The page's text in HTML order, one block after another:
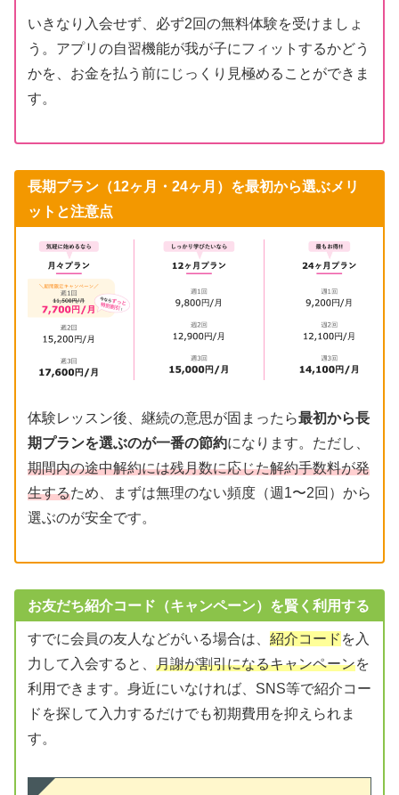
いきなり入会せず、必ず2回の無料体験を受けましょ
う。アプリの自習機能が我が子にフィットするかどう
かを、お金を払う前にじっくり見極めることができま
す。
長期プラン（12ヶ月・24ヶ月）を最初から選ぶメリ
ットと注意点
体験レッスン後、継続の意思が固まったら最初から長
期プランを選ぶのが一番の節約になります。ただし、
期間内の途中解約には残月数に応じた解約手数料が発
生するため、まずは無理のない頻度（週1〜2回）から
選ぶのが安全です。
お友だち紹介コード（キャンペーン）を賢く利用する
すでに会員の友人などがいる場合は、 紹介コード を入
力して入会すると、 月謝が割引になるキャンペーンを
利用できます。身近にいなければ、SNS等で紹介コー
ドを探して入力するだけでも初期費用を抑えられま
す。